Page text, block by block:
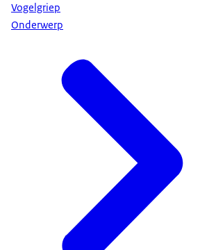
Vogelgriep
Onderwerp